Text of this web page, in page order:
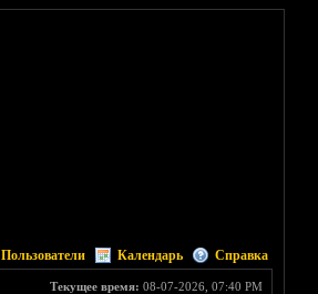
Пользователи Календарь Справка
Текущее время: 08-07-2026, 07:40 PM